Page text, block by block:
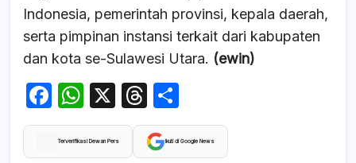
Indonesia, pemerintah provinsi, kepala daerah,
serta pimpinan instansi terkait dari kabupaten
dan kota se-Sulawesi Utara. (ewin)
F
a
c
W
h
at
X
T
hr
e
h
ar
Terverifikasi Dewan Pers Ikuti di Google News